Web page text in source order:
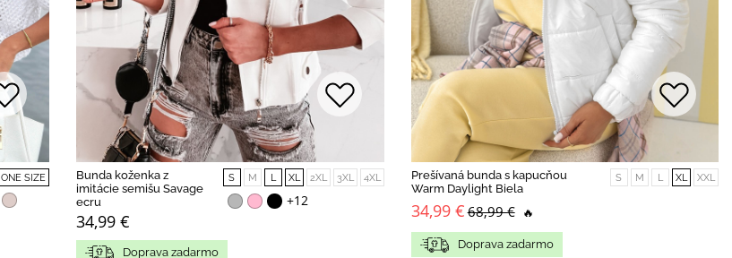
ONE SIZE
Bunda koženka z
imitácie semišu Savage
ecru
34,99 €
S M L XL 2XL 3XL 4XL
+12
Doprava zadarmo
Prešívaná bunda s kapucňou
Warm Daylight Biela
34,99 €68,99 € 🔥
S M L XL XXL
Doprava zadarmo